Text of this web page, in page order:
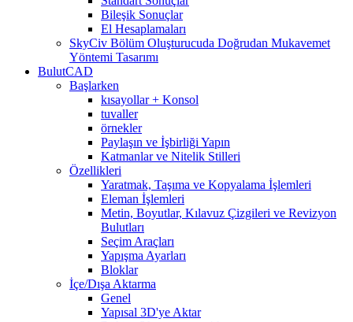
Bileşik Sonuçlar
El Hesaplamaları
SkyCiv Bölüm Oluşturucuda Doğrudan Mukavemet
Yöntemi Tasarımı
BulutCAD
Başlarken
kısayollar + Konsol
tuvaller
örnekler
Paylaşın ve İşbirliği Yapın
Katmanlar ve Nitelik Stilleri
Özellikleri
Yaratmak, Taşıma ve Kopyalama İşlemleri
Eleman İşlemleri
Metin, Boyutlar, Kılavuz Çizgileri ve Revizyon
Bulutları
Seçim Araçları
Yapışma Ayarları
Bloklar
İçe/Dışa Aktarma
Genel
Yapısal 3D'ye Aktar